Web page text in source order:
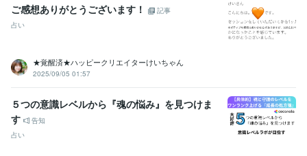
ラニオセイクラル）
メンタルケア
ご感想ありがとうございます！
記事
占い
★覚醒済★ハッピークリエイターけいちゃん
2025/09/05 01:57
５つの意識レベルから『魂の悩み』を見つけま
す
告知
占い